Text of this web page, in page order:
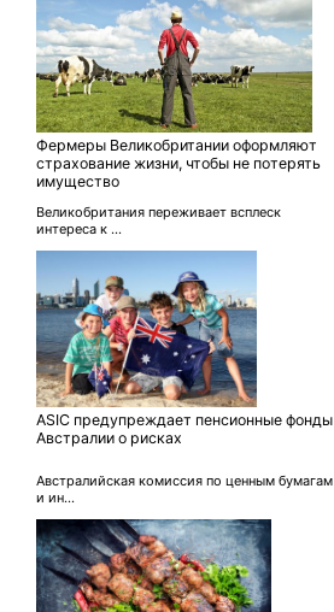
Фермеры Великобритании оформляют
страхование жизни, чтобы не потерять
имущество
Великобритания переживает всплеск
интереса к ...
ASIC предупреждает пенсионные фонды
Австралии о рисках
Австралийская комиссия по ценным бумагам
и ин...